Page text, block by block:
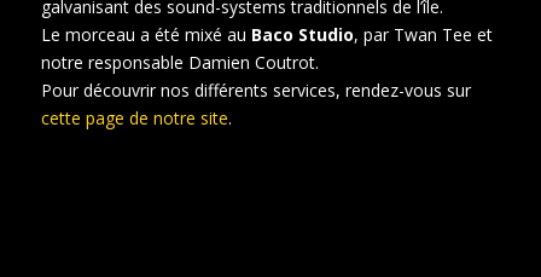
galvanisant des sound-systems traditionnels de l’île.
Le morceau a été mixé au Baco Studio, par Twan Tee et
notre responsable Damien Coutrot.
Pour découvrir nos différents services, rendez-vous sur
cette page de notre site.